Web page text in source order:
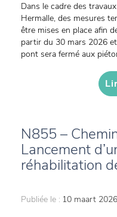
Dans le cadre des
Hermalle, des mesures
être mises en place afin
partir du 30 mars 2026 et
pont sera fermé aux
N855 –
Lancement
réhabilitation
Publiée le : 10 maart 2026